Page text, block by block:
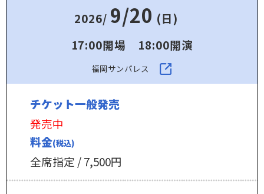
2026/ 9/20 (日)
17:00開場 18:00開演
福岡サンパレス
チケット一般発売
発売中
料金(税込)
全席指定 / 7,500円